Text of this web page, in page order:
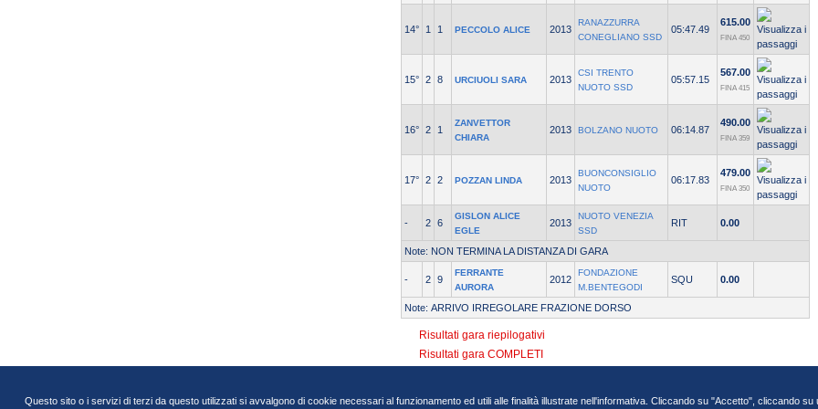
14° 1 1 PECCOLO ALICE 2013
RANAZZURRA
CONEGLIANO SSD
05:47.49
615.00
FINA 450
15° 2 8 URCIUOLI SARA 2013
CSI TRENTO
NUOTO SSD
05:57.15
567.00
FINA 415
16° 2 1
ZANVETTOR
CHIARA
2013 BOLZANO NUOTO 06:14.87
490.00
FINA 359
17° 2 2 POZZAN LINDA 2013
BUONCONSIGLIO
NUOTO
06:17.83
479.00
FINA 350
- 2 6
GISLON ALICE
EGLE
2013
NUOTO VENEZIA
SSD
RIT 0.00
Note: NON TERMINA LA DISTANZA DI GARA
- 2 9
FERRANTE
AURORA
2012
FONDAZIONE
M.BENTEGODI
SQU 0.00
Note: ARRIVO IRREGOLARE FRAZIONE DORSO
Risultati gara riepilogativi
Risultati gara COMPLETI
Questo sito o i servizi di terzi da questo utilizzati si avvalgono di cookie necessari al funzionamento ed utili alle finalità illustrate nell'informativa. Cliccando su "Accetto", cliccando su